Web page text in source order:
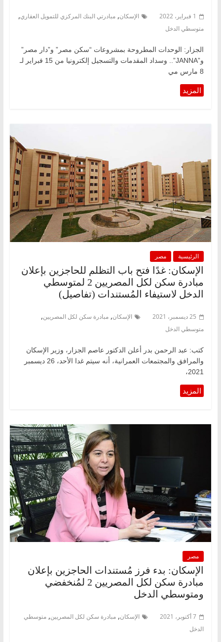
1 فبراير، 2022 الإسكان, مبادرتي البنك المركزي للتمويل العقاري,
متوسطي الدخل
الجزار: الوحدات المطروحة بمشروعات “سكن مصر” و”دار مصر”
و”JANNA”.. وسداد المقدمات والتسجيل إلكترونيا من 15 فبراير لـ
8 مارس مي
الرئيسية مصر
الإسكان: غدًا فتح باب التظلم للحاجزين بإعلان
مبادرة سكن لكل المصريين 2 لمتوسطي
الدخل لاستيفاء المُستندات (تفاصيل)
25 ديسمبر، 2021 الإسكان, مبادرة سكن لكل المصريين,
متوسطي الدخل
كتب: عبد الرحمن بدر أعلن الدكتور عاصم الجزار، وزير الإسكان
والمرافق والمجتمعات العمرانية، أنه سيتم غدا الأحد، 26 ديسمبر
2021،
مصر
الإسكان: بدء فرز مُستندات الحاجزين بإعلان
مبادرة سكن لكل المصريين 2 لمُنخفضي
ومتوسطي الدخل
7 أكتوبر، 2021 الإسكان, مبادرة سكن لكل المصريين, متوسطي
الدخل